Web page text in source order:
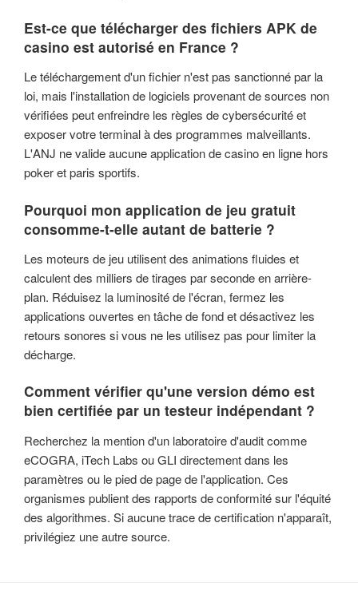
Est-ce que télécharger des fichiers APK de
casino est autorisé en France ?
Le téléchargement d'un fichier n'est pas sanctionné par la
loi, mais l'installation de logiciels provenant de sources non
vérifiées peut enfreindre les règles de cybersécurité et
exposer votre terminal à des programmes malveillants.
L'ANJ ne valide aucune application de casino en ligne hors
poker et paris sportifs.
Pourquoi mon application de jeu gratuit
consomme-t-elle autant de batterie ?
Les moteurs de jeu utilisent des animations fluides et
calculent des milliers de tirages par seconde en arrière-
plan. Réduisez la luminosité de l'écran, fermez les
applications ouvertes en tâche de fond et désactivez les
retours sonores si vous ne les utilisez pas pour limiter la
décharge.
Comment vérifier qu'une version démo est
bien certifiée par un testeur indépendant ?
Recherchez la mention d'un laboratoire d'audit comme
eCOGRA, iTech Labs ou GLI directement dans les
paramètres ou le pied de page de l'application. Ces
organismes publient des rapports de conformité sur l'équité
des algorithmes. Si aucune trace de certification n'apparaît,
privilégiez une autre source.